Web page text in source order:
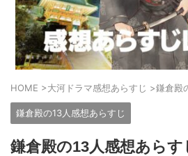
HOME >大河ドラマ感想あらすじ >鎌倉殿
鎌倉殿の13人感想あらすじ
鎌倉殿の13人感想あらす